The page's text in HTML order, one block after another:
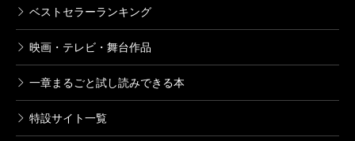
ベストセラーランキング
映画・テレビ・舞台作品
一章まるごと試し読みできる本
特設サイト一覧